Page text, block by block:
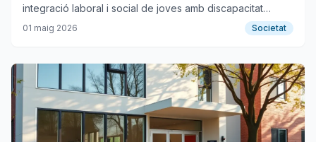
integració laboral i social de joves amb discapacitat
intel·lectual.
01 maig 2026 Societat